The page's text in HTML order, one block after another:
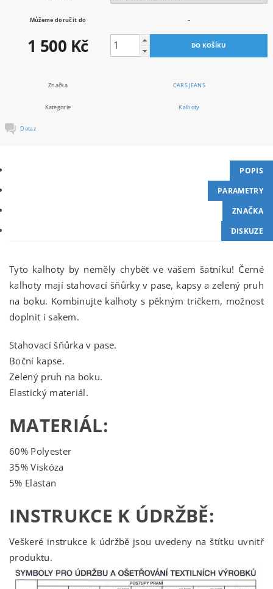
Můžeme doručit do –
1 500 Kč
Značka CARS JEANS
Kategorie Kalhoty
Dotaz
POPIS
PARAMETRY
ZNAČKA
DISKUZE
Tyto kalhoty by neměly chybět ve vašem šatníku! Černé
kalhoty mají stahovací šňůrky v pase, kapsy a zelený pruh
na boku. Kombinujte kalhoty s pěkným tričkem, možnost
doplnit i sakem.
Stahovací šňůrka v pase.
Boční kapse.
Zelený pruh na boku.
Elastický materiál.
MATERIÁL:
60% Polyester
35% Viskóza
5% Elastan
INSTRUKCE K ÚDRŽBĚ:
Veškeré instrukce k údržbě jsou uvedeny na štítku uvnitř
produktu.